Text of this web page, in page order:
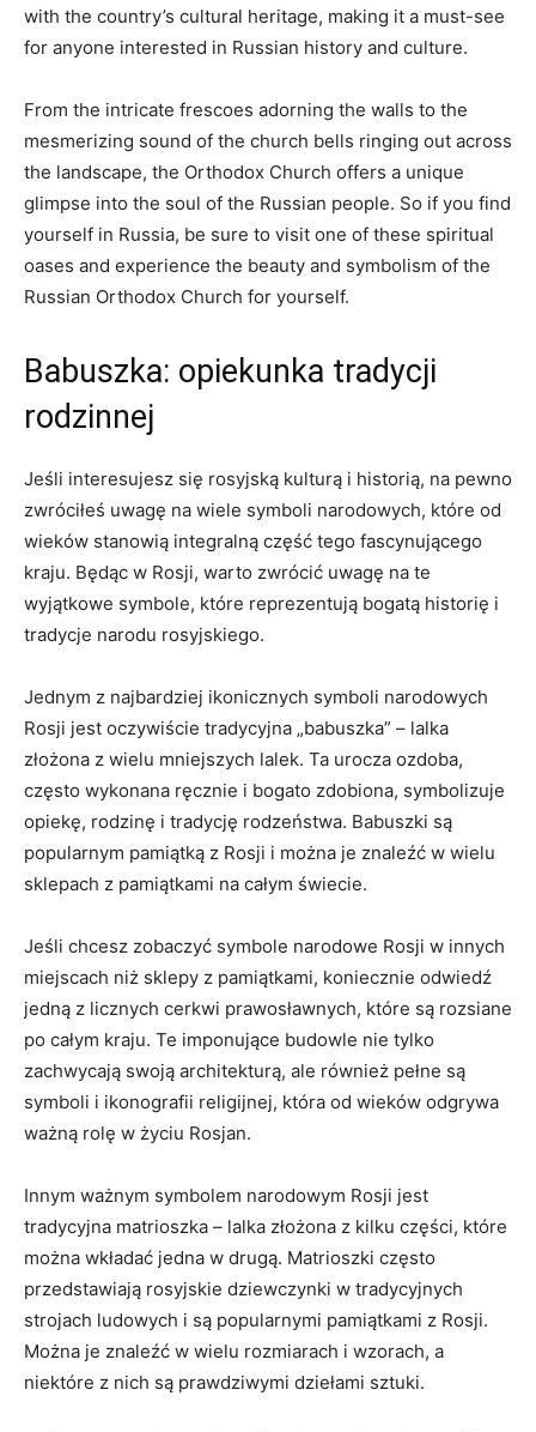
with the ​country’s cultural ⁣heritage,‍ making it⁣ a must-see
for anyone⁢ interested in Russian history ⁣and culture.
From the intricate ‍frescoes adorning​ the walls⁣ to the ​
mesmerizing sound‌ of ‌the church bells ⁣ringing out across​
the landscape, the ⁣Orthodox Church offers a unique
glimpse into the soul ​of the Russian people. So if you find
yourself in Russia, be sure to ‍visit one of⁢ these spiritual
oases and experience the beauty⁤ and ‌symbolism⁤ of the
Russian⁢ Orthodox Church ⁣for yourself.
Babuszka: ⁣opiekunka tradycji
rodzinnej
Jeśli ⁣interesujesz się rosyjską ‍kulturą⁣ i historią, na pewno
zwróciłeś‌ uwagę na ‍wiele symboli narodowych, które​ od
wieków stanowią integralną⁣ część tego fascynującego
kraju.⁤ Będąc w Rosji, warto ⁤zwrócić uwagę na⁣ te
⁣wyjątkowe symbole, które ‌reprezentują bogatą‌ historię i
tradycje narodu ‌rosyjskiego.
Jednym z najbardziej ikonicznych symboli narodowych
Rosji jest oczywiście⁢ tradycyjna „babuszka” – ‌lalka
złożona z wielu mniejszych lalek.⁤ Ta urocza ozdoba, ​
często wykonana⁢ ręcznie i ⁣bogato‍ zdobiona, symbolizuje
opiekę,‍ rodzinę ‌i tradycję rodzeństwa. Babuszki są
popularnym pamiątką z Rosji i można je znaleźć w​ wielu
‍sklepach z pamiątkami na całym świecie.
Jeśli ⁢chcesz⁣ zobaczyć symbole narodowe ⁣Rosji w ​innych
miejscach niż sklepy z pamiątkami, ⁤koniecznie odwiedź
jedną z licznych cerkwi prawosławnych, które są rozsiane
po całym kraju. ​Te imponujące ⁣budowle nie tylko
‌zachwycają ‍swoją ‌architekturą, ale ‍również ‌pełne są
symboli i ikonografii religijnej,⁣ która od wieków odgrywa⁣
ważną rolę w⁤ życiu ​Rosjan.
Innym⁢ ważnym symbolem narodowym Rosji jest
tradycyjna matrioszka ‍– lalka złożona z kilku części, które
można‍ wkładać jedna w‍ drugą. Matrioszki często
przedstawiają rosyjskie dziewczynki⁣ w tradycyjnych
strojach ludowych‍ i są popularnymi pamiątkami⁣ z Rosji.
Można je znaleźć w ⁢wielu rozmiarach ‌i wzorach, ⁤a⁣
niektóre ⁢z nich ‌są ‌prawdziwymi dziełami sztuki.